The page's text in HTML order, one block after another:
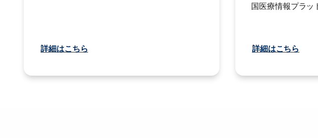
詳細はこちら
国医療情報プラッ
詳細はこちら